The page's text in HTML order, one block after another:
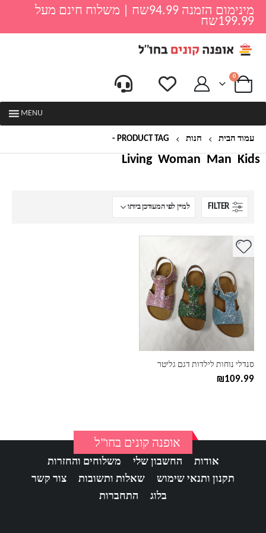
מינימום הזמנה 94.99שח | משלוח חינם מעל
199.99שח
0
MENU
עמוד הבית חנות PRODUCT TAG -
Kids
Man
Woman
Living
FILTER
סנדלי נוחות לילדות דגם גליטר
₪109.99
למוצר
מספר
סוגים.
לבחור
בעמוד
אופנה קונים בחו"ל
אודות החשבון שלי
משלוחים והחזרות
תקנון ותנאי שימוש
שאלות ותשובות
צור קשר
בלוג
התחברות